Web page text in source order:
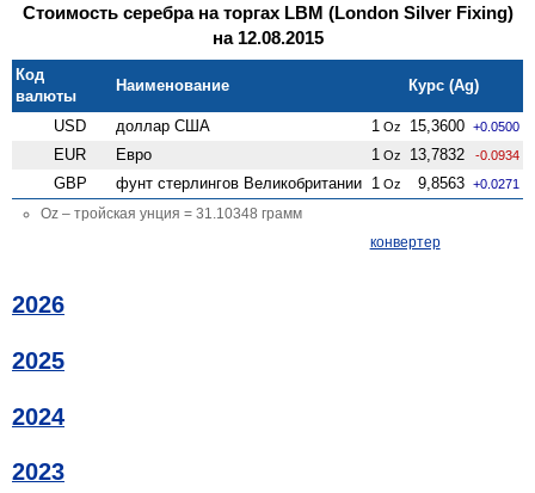
Стоимость серебра на торгах LBM (London Silver Fixing)
на 12.08.2015
Код
валюты
Наименование Курс (Ag)
USD доллар США 1 Oz 15,3600 +0.0500
EUR Евро 1 Oz 13,7832 -0.0934
GBP фунт стерлингов Велико­британии 1 Oz 9,8563 +0.0271
Oz – тройская унция = 31.10348 грамм
конвертер
2026
2025
2024
2023